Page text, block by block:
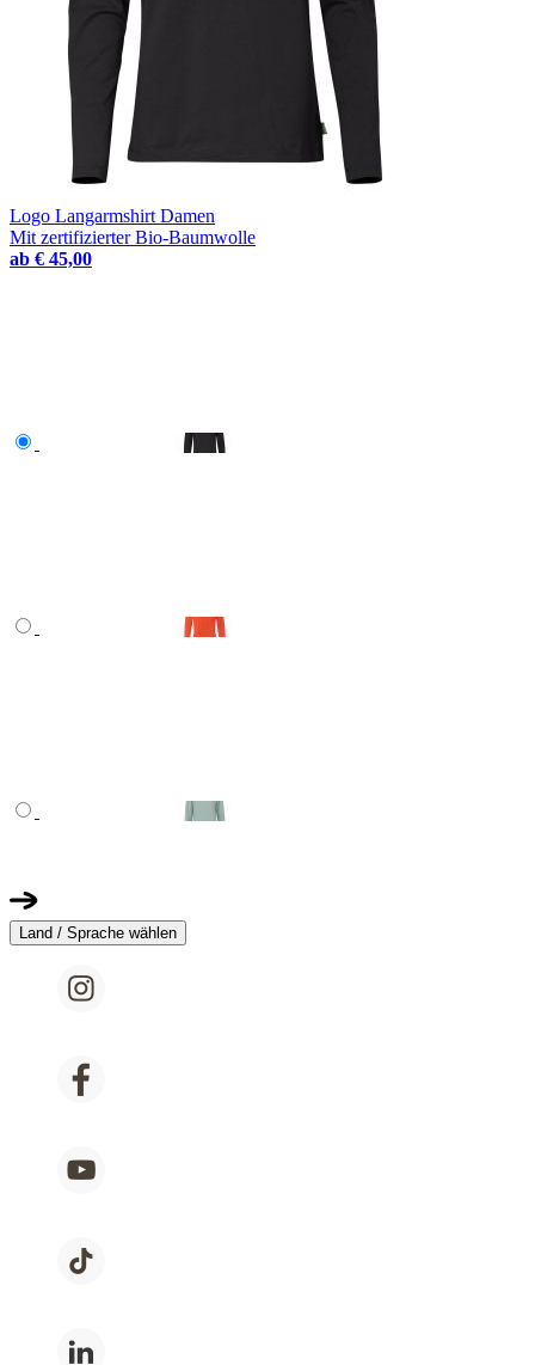
Logo Langarmshirt Damen
Mit zertifizierter Bio-Baumwolle
ab € 45,00
Land / Sprache wählen